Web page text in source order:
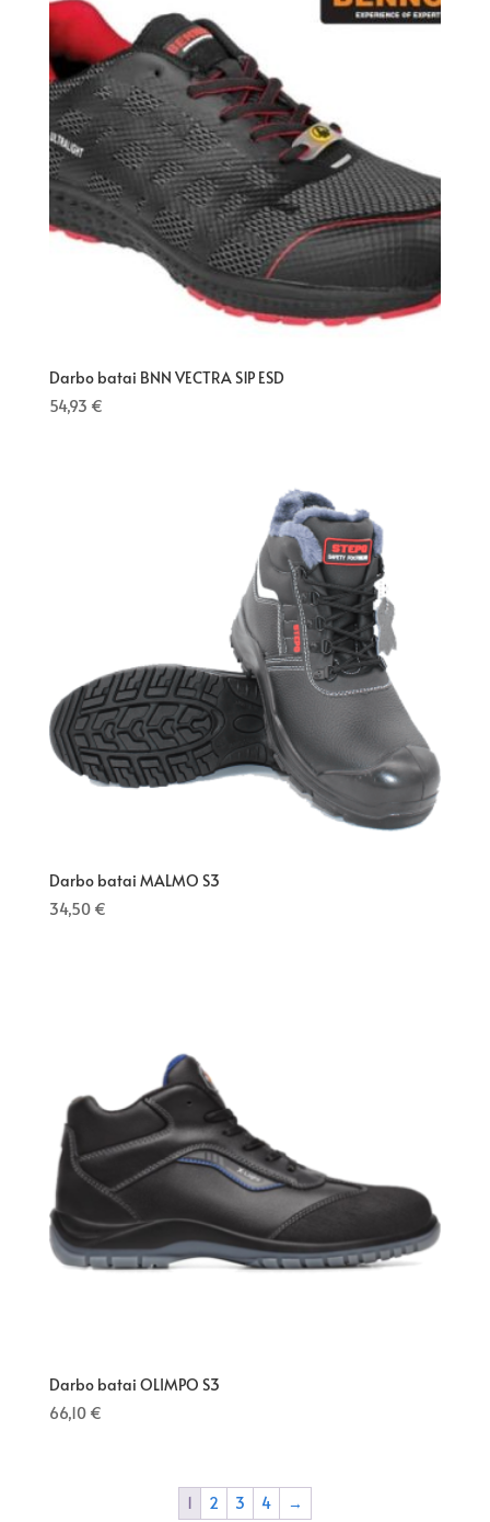
Darbo batai BNN VECTRA S1P ESD
54,93 €
Darbo batai MALMO S3
34,50 €
Darbo batai OLIMPO S3
66,10 €
1 2 3 4 →